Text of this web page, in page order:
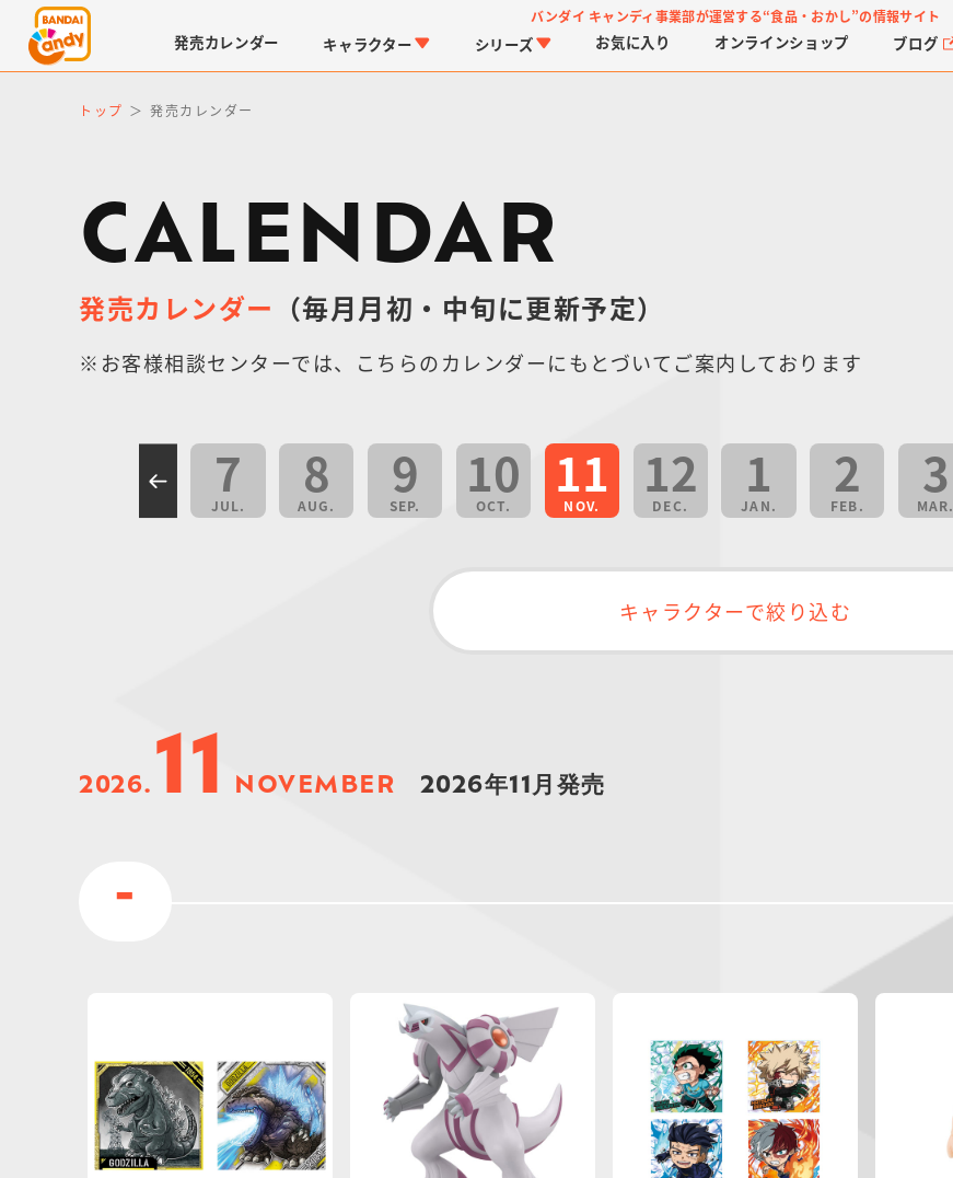
バンダイ キャンディ事業部が運営する“食品・おかし”の情報サイト
発売カレンダー キャラクター
LINK TRAVELERS 仮面ライダーシリーズ
PROJECT R.E.D.・ス
ーパー戦隊シリーズ
シリーズ
チョコボックス キャラパキ つりグミ
お気に入り オンラインショップ ブログ
トップ 発売カレンダー
CALENDAR
発売カレンダー （毎月月初・中旬に更新予定）
※お客様相談センターでは、こちらのカレンダーにもとづいてご案内しております
7
JUL.
8
AUG.
9
SEP.
10
OCT.
11
NOV.
12
DEC.
1
JAN.
2
FEB.
3
MAR.
キャラクターで絞り込む
2026. 11 NOVEMBER 2026年11月発売
-